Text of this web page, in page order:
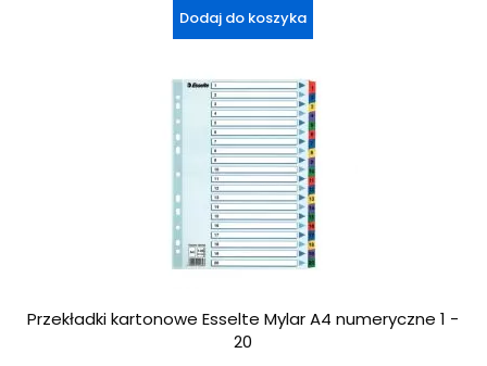
Dodaj do koszyka
Przekładki kartonowe Esselte Mylar A4 numeryczne 1 -
20